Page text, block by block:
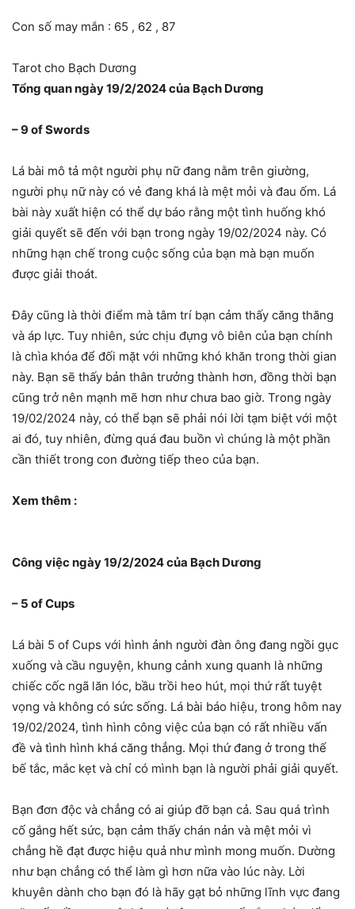
Con số may mắn : 65 , 62 , 87
Tarot cho Bạch Dương
Tổng quan ngày 19/2/2024 của Bạch Dương
– 9 of Swords
Lá bài mô tả một người phụ nữ đang nằm trên giường,
người phụ nữ này có vẻ đang khá là mệt mỏi và đau ốm. Lá
bài này xuất hiện có thể dự báo rằng một tình huống khó
giải quyết sẽ đến với bạn trong ngày 19/02/2024 này. Có
những hạn chế trong cuộc sống của bạn mà bạn muốn
được giải thoát.
Đây cũng là thời điểm mà tâm trí bạn cảm thấy căng thăng
và áp lực. Tuy nhiên, sức chịu đựng vô biên của bạn chính
là chìa khóa để đối mặt với những khó khăn trong thời gian
này. Bạn sẽ thấy bản thân trưởng thành hơn, đồng thời bạn
cũng trở nên mạnh mẽ hơn như chưa bao giờ. Trong ngày
19/02/2024 này, có thể bạn sẽ phải nói lời tạm biệt với một
ai đó, tuy nhiên, đừng quá đau buồn vì chúng là một phần
cần thiết trong con đường tiếp theo của bạn.
Xem thêm :
Công việc ngày 19/2/2024 của Bạch Dương
– 5 of Cups
Lá bài 5 of Cups với hình ảnh người đàn ông đang ngồi gục
xuống và cầu nguyện, khung cảnh xung quanh là những
chiếc cốc ngã lăn lóc, bầu trồi heo hút, mọi thứ rất tuyệt
vọng và không có sức sống. Lá bài báo hiệu, trong hôm nay
19/02/2024, tình hình công việc của bạn có rất nhiều vấn
đề và tình hình khá căng thẳng. Mọi thứ đang ở trong thế
bế tắc, mắc kẹt và chỉ có mình bạn là người phải giải quyết.
Bạn đơn độc và chẳng có ai giúp đỡ bạn cả. Sau quá trình
cố gắng hết sức, bạn cảm thấy chán nản và mệt mỏi vì
chẳng hề đạt được hiệu quả như mình mong muốn. Dường
như bạn chẳng có thể làm gì hơn nữa vào lúc này. Lời
khuyên dành cho bạn đó là hãy gạt bỏ những lĩnh vực đang